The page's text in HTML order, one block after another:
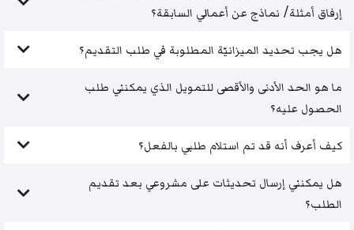
إرفاق أمثلة/ نماذج عن أعمالي السابقة؟
هل يجب تحديد الميزانيّة المطلوبة في طلب التقديم؟
ما هو الحد الأدنى والأقصى للتمويل الذي يمكنني طلب
الحصول عليه؟
كيف أعرف أنه قد تم استلام طلبي بالفعل؟
هل يمكنني إرسال تحديثات على مشروعي بعد تقديم
الطلب؟